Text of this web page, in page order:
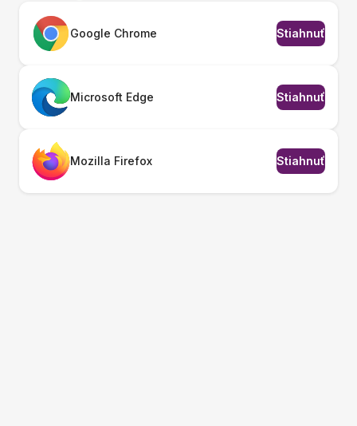
Google Chrome Stiahnuť
Microsoft Edge Stiahnuť
Mozilla Firefox Stiahnuť